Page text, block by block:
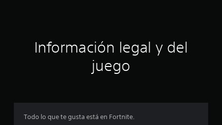
ó
Información legal y del
juego
Todo lo que te gusta está en Fortnite.